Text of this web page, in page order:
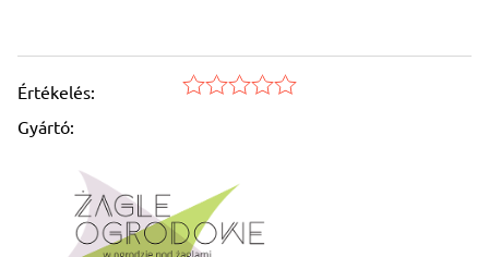
Értékelés:
Gyártó: